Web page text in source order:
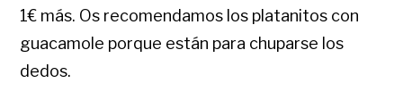
1€ más. Os recomendamos los platanitos con
guacamole porque están para chuparse los
dedos.